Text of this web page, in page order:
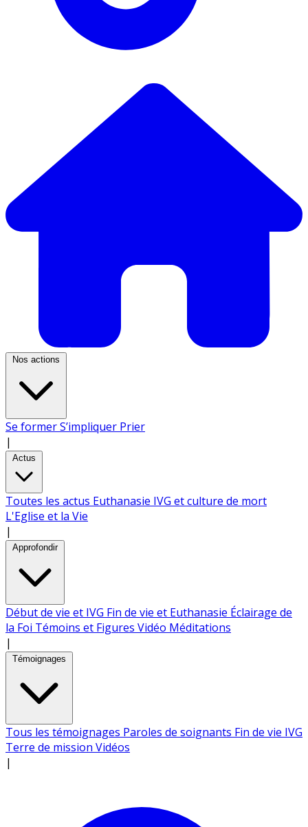
Nos actions
Se formerS’impliquer Prier
|
Actus
Toutes les actus Euthanasie IVG et culture de mort
L'Eglise et la Vie
|
Approfondir
Début de vie et IVG Fin de vie et Euthanasie Éclairage de
la Foi Témoins et Figures Vidéo Méditations
|
Témoignages
Tous les témoignages Paroles de soignants Fin de vie IVG
Terre de mission Vidéos
|